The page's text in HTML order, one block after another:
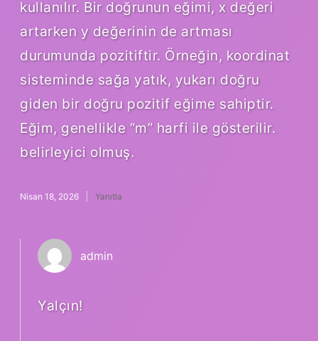
kullanılır. Bir doğrunun eğimi, x değeri
artarken y değerinin de artması
durumunda pozitiftir. Örneğin, koordinat
sisteminde sağa yatık, yukarı doğru
giden bir doğru pozitif eğime sahiptir.
Eğim, genellikle “m” harfi ile gösterilir.
belirleyici olmuş.
Nisan 18, 2026 Yanıtla
admin
Yalçın!